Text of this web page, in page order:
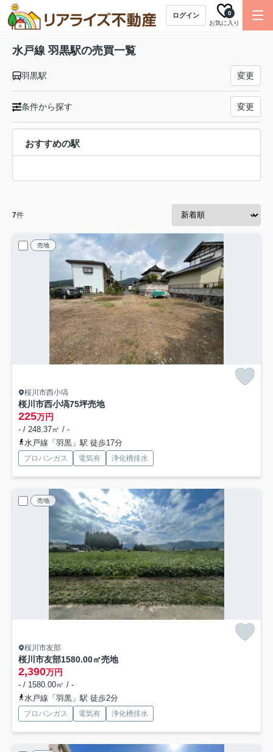
ログイン
お気に入り
0
水戸線 羽黒駅の売買一覧
羽黒駅 変更
条件から探す 変更
おすすめの駅
7件
売地
桜川市西小塙
桜川市西小塙75坪売地
225万円
- / 248.37㎡ / -
水戸線「羽黒」駅 徒歩17分
プロパンガス 電気有 浄化槽排水
売地
桜川市友部
桜川市友部1580.00㎡売地
2,390万円
- / 1580.00㎡ / -
水戸線「羽黒」駅 徒歩2分
プロパンガス 電気有 浄化槽排水